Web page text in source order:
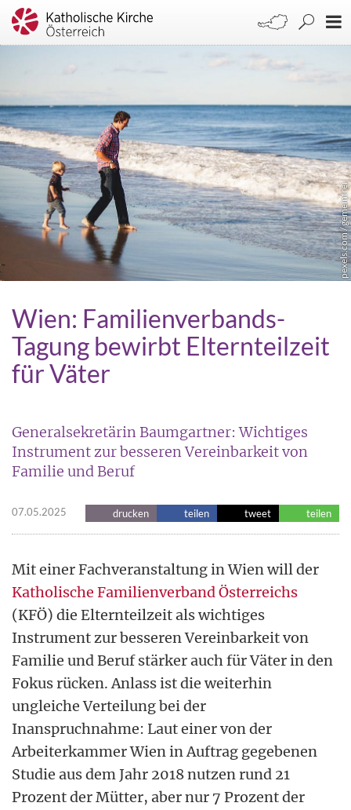
pexels.com / gemeinfrei
Wien: Familienverbands-
Tagung bewirbt Elternteilzeit
für Väter
Generalsekretärin Baumgartner: Wichtiges
Instrument zur besseren Vereinbarkeit von
Familie und Beruf
07.05.2025 drucken teilen tweet teilen
Mit einer Fachveranstaltung in Wien will der
Katholische Familienverband Österreichs
(KFÖ) die Elternteilzeit als wichtiges
Instrument zur besseren Vereinbarkeit von
Familie und Beruf stärker auch für Väter in den
Fokus rücken. Anlass ist die weiterhin
ungleiche Verteilung bei der
Inanspruchnahme: Laut einer von der
Arbeiterkammer Wien in Auftrag gegebenen
Studie aus dem Jahr 2018 nutzen rund 21
Prozent der Mütter, aber nur 7 Prozent der